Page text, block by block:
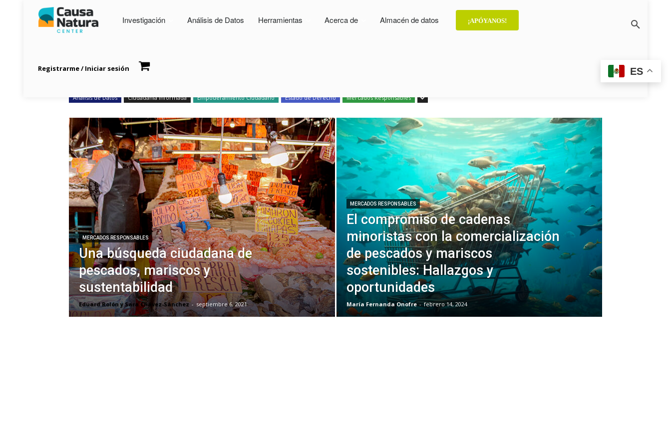
Investigación Análisis de Datos Herramientas Acerca de Almacén de datos ¡APÓYANOS!
Registrarme / Iniciar sesión
MERCADOS RESPONSABLES
Análisis de Datos Ciudadanía Informada Empoderamiento Ciudadano Estado de Derecho Mercados Responsables
MERCADOS RESPONSABLES
Una búsqueda ciudadana de
pescados, mariscos y
sustentabilidad
Eduard Rolón y Sara Chávez-Sánchez - septiembre 6, 2021
MERCADOS RESPONSABLES
El compromiso de cadenas
minoristas con la comercialización
de pescados y mariscos
sostenibles: Hallazgos y
oportunidades
María Fernanda Onofre - febrero 14, 2024
ES